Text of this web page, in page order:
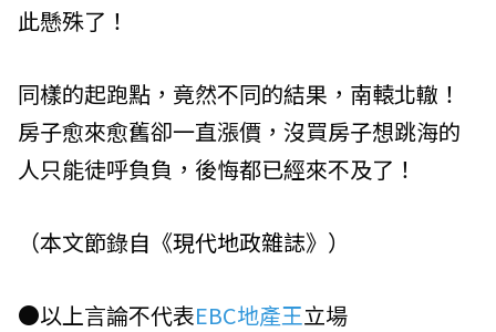
此懸殊了！
同樣的起跑點，竟然不同的結果，南轅北轍！
房子愈來愈舊卻一直漲價，沒買房子想跳海的
人只能徒呼負負，後悔都已經來不及了！
（本文節錄自《現代地政雜誌》）
●以上言論不代表EBC地產王立場